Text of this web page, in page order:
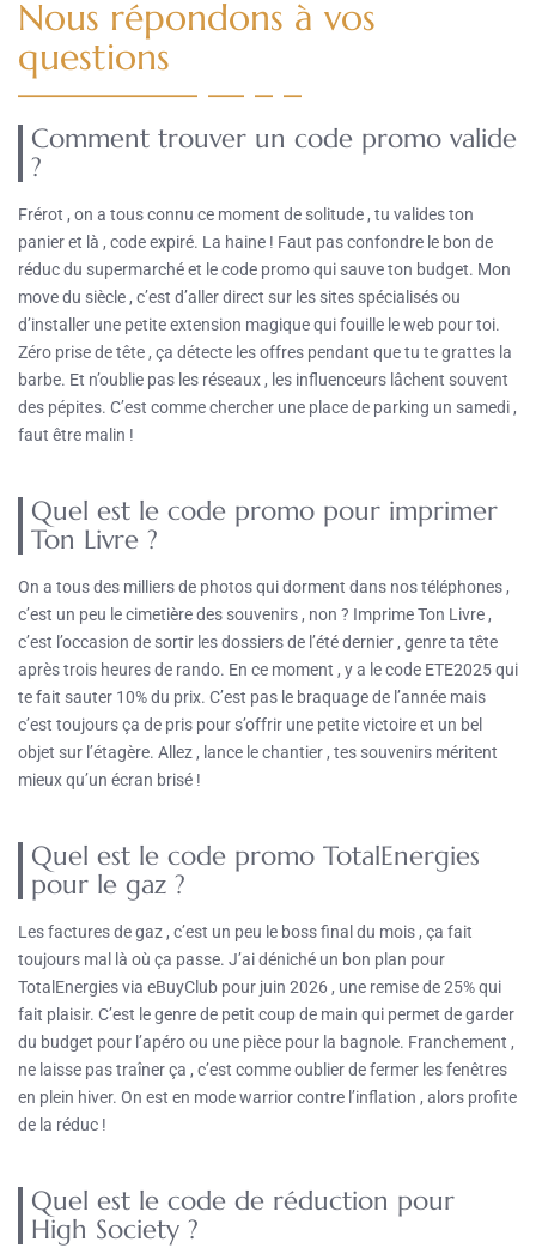
Nous répondons à vos
questions
Comment trouver un code promo valide
?
Frérot , on a tous connu ce moment de solitude , tu valides ton
panier et là , code expiré. La haine ! Faut pas confondre le bon de
réduc du supermarché et le code promo qui sauve ton budget. Mon
move du siècle , c’est d’aller direct sur les sites spécialisés ou
d’installer une petite extension magique qui fouille le web pour toi.
Zéro prise de tête , ça détecte les offres pendant que tu te grattes la
barbe. Et n’oublie pas les réseaux , les influenceurs lâchent souvent
des pépites. C’est comme chercher une place de parking un samedi ,
faut être malin !
Quel est le code promo pour imprimer
Ton Livre ?
On a tous des milliers de photos qui dorment dans nos téléphones ,
c’est un peu le cimetière des souvenirs , non ? Imprime Ton Livre ,
c’est l’occasion de sortir les dossiers de l’été dernier , genre ta tête
après trois heures de rando. En ce moment , y a le code ETE2025 qui
te fait sauter 10% du prix. C’est pas le braquage de l’année mais
c’est toujours ça de pris pour s’offrir une petite victoire et un bel
objet sur l’étagère. Allez , lance le chantier , tes souvenirs méritent
mieux qu’un écran brisé !
Quel est le code promo TotalEnergies
pour le gaz ?
Les factures de gaz , c’est un peu le boss final du mois , ça fait
toujours mal là où ça passe. J’ai déniché un bon plan pour
TotalEnergies via eBuyClub pour juin 2026 , une remise de 25% qui
fait plaisir. C’est le genre de petit coup de main qui permet de garder
du budget pour l’apéro ou une pièce pour la bagnole. Franchement ,
ne laisse pas traîner ça , c’est comme oublier de fermer les fenêtres
en plein hiver. On est en mode warrior contre l’inflation , alors profite
de la réduc !
Quel est le code de réduction pour
High Society ?